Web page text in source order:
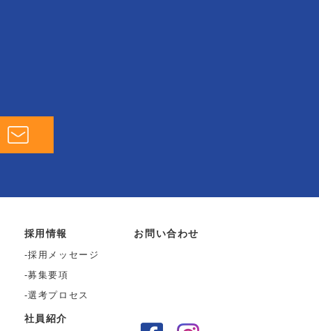
採用情報
採用メッセージ
募集要項
選考プロセス
社員紹介
お問い合わせ